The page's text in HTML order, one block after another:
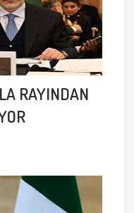
RAYINDAN